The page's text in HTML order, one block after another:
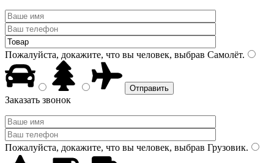
Пожалуйста, докажите, что вы человек, выбрав Самолёт.
Заказать звонок
Пожалуйста, докажите, что вы человек, выбрав Грузовик.